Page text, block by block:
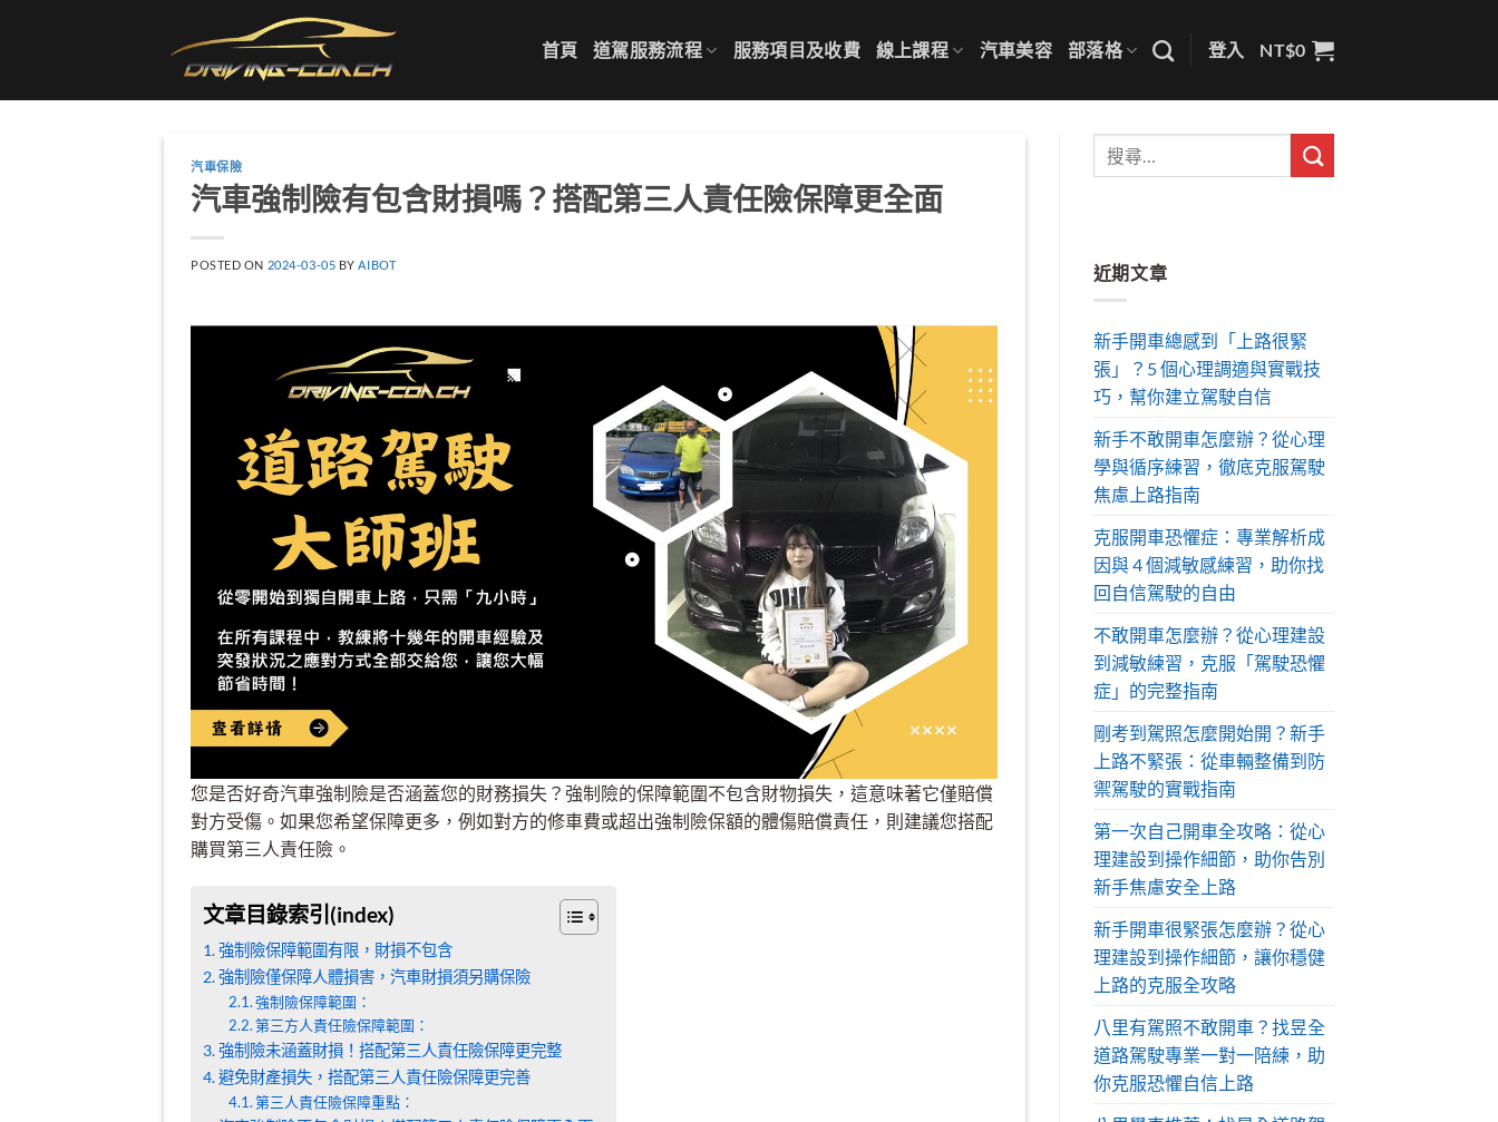
首頁 道駕服務流程 服務項目及收費 線上課程 汽車美容 部落格 登入 NT$0
汽車保險
汽車強制險有包含財損嗎？搭配第三人責任險保障更全面
POSTED ON 2024-03-05 BY AIBOT
您是否好奇汽車強制險是否涵蓋您的財務損失？強制險的保障範圍不包含財物損失，這意味著它僅賠償
對方受傷。如果您希望保障更多，例如對方的修車費或超出強制險保額的體傷賠償責任，則建議您搭配
購買第三人責任險。
文章目錄索引(index)
強制險保障範圍有限，財損不包含
強制險僅保障人體損害，汽車財損須另購保險
強制險保障範圍：
第三方人責任險保障範圍：
強制險未涵蓋財損！搭配第三人責任險保障更完整
避免財產損失，搭配第三人責任險保障更完善
第三人責任險保障重點：
近期文章
新手開車總感到「上路很緊
張」？5 個心理調適與實戰技
巧，幫你建立駕駛自信
新手不敢開車怎麼辦？從心理
學與循序練習，徹底克服駕駛
焦慮上路指南
克服開車恐懼症：專業解析成
因與 4 個減敏感練習，助你找
回自信駕駛的自由
不敢開車怎麼辦？從心理建設
到減敏練習，克服「駕駛恐懼
症」的完整指南
剛考到駕照怎麼開始開？新手
上路不緊張：從車輛整備到防
禦駕駛的實戰指南
第一次自己開車全攻略：從心
理建設到操作細節，助你告別
新手焦慮安全上路
新手開車很緊張怎麼辦？從心
理建設到操作細節，讓你穩健
上路的克服全攻略
八里有駕照不敢開車？找昱全
道路駕駛專業一對一陪練，助
你克服恐懼自信上路